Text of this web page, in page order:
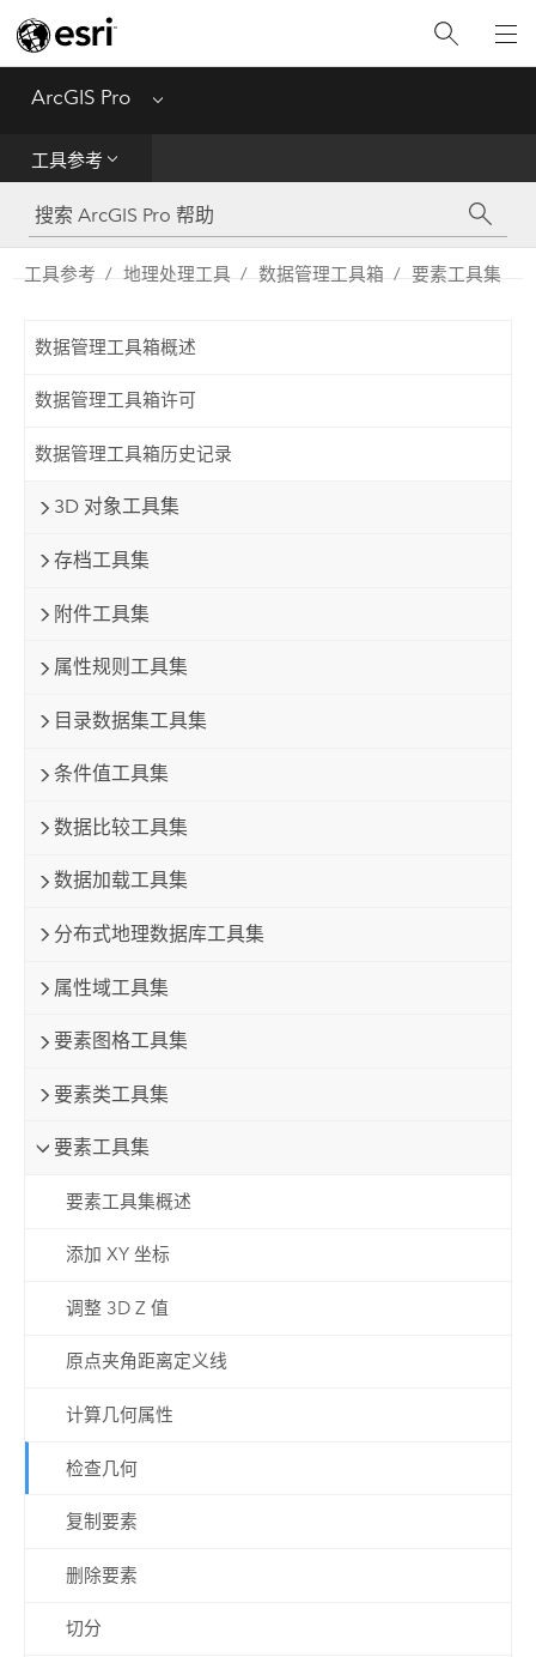
ArcGIS Pro Menu
工具参考
工具参考
Python
工具参考 地理处理工具 数据管理工具箱 要素工具集
数据管理工具箱概述
数据管理工具箱许可
数据管理工具箱历史记录
3D 对象工具集
存档工具集
附件工具集
属性规则工具集
目录数据集工具集
条件值工具集
数据比较工具集
数据加载工具集
分布式地理数据库工具集
属性域工具集
要素图格工具集
要素类工具集
要素工具集
要素工具集概述
添加 XY 坐标
调整 3D Z 值
原点夹角距离定义线
计算几何属性
检查几何
复制要素
删除要素
切分